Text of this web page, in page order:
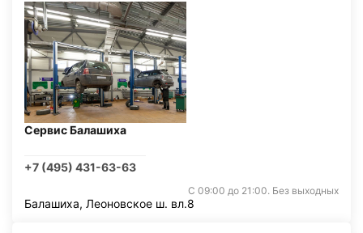
Сервис Балашиха
+7 (495) 431-63-63
С 09:00 до 21:00. Без выходных
Балашиха, Леоновское ш. вл.8